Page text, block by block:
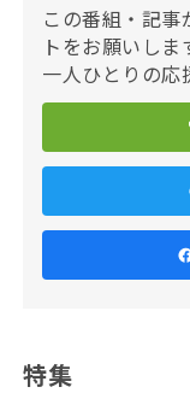
この番組・記
トをお願いしま
一人ひとりの応
特集